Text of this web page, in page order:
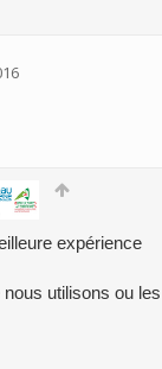
expérience
utilisons ou les